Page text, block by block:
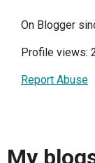
On Blogger
Profile views:
Report Abuse
My